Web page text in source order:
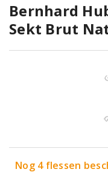
Bernhard
Sekt Brut
Nog 4 flessen